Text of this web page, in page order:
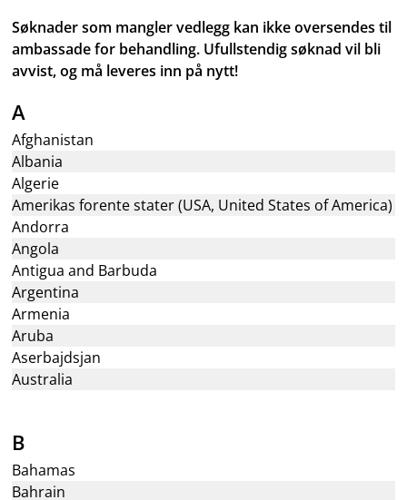
Søknader som mangler vedlegg kan ikke oversendes til
ambassade for behandling. Ufullstendig søknad vil bli
avvist, og må leveres inn på nytt!
A
Afghanistan
Albania
Algerie
Amerikas forente stater (USA, United States of America)
Andorra
Angola
Antigua and Barbuda
Argentina
Armenia
Aruba
Aserbajdsjan
Australia
B
Bahamas
Bahrain